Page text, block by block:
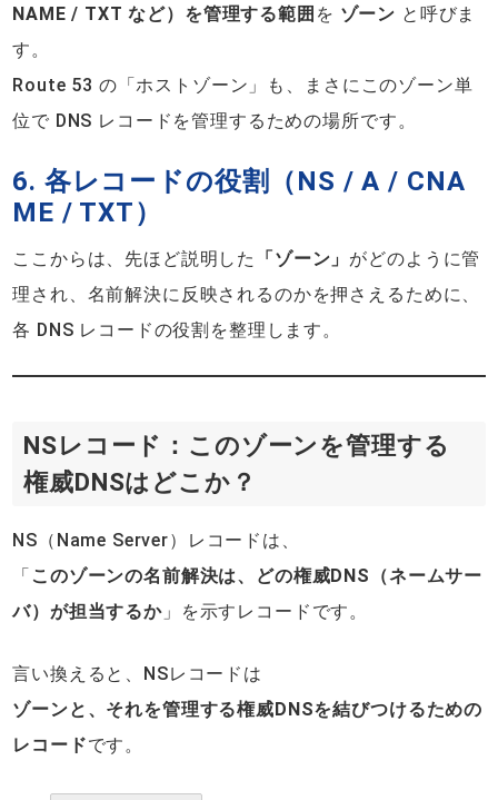
NAME / TXT など）を管理する範囲 を ゾーン と呼びま
す。
Route 53 の「ホストゾーン」も、まさにこのゾーン単
位で DNS レコードを管理するための場所です。
6. 各レコードの役割（NS / A / CNA
ME / TXT）
ここからは、先ほど説明した 「ゾーン」 がどのように管
理され、名前解決に反映されるのかを押さえるために、
各 DNS レコードの役割を整理します。
NSレコード：このゾーンを管理する
権威DNSはどこか？
NS（Name Server）レコードは、
「 このゾーンの名前解決は、どの権威DNS（ネームサー
バ）が担当するか」を示すレコードです。
言い換えると、NSレコードは
ゾーンと、それを管理する権威DNSを結びつけるための
レコードです。